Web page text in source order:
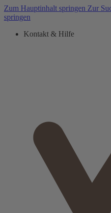
Zum Hauptinhalt springen Zur
springen
Kontakt & Hilfe